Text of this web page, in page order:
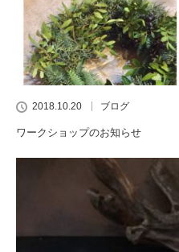
2018.10.20 ブログ
ワークショップのお知らせ